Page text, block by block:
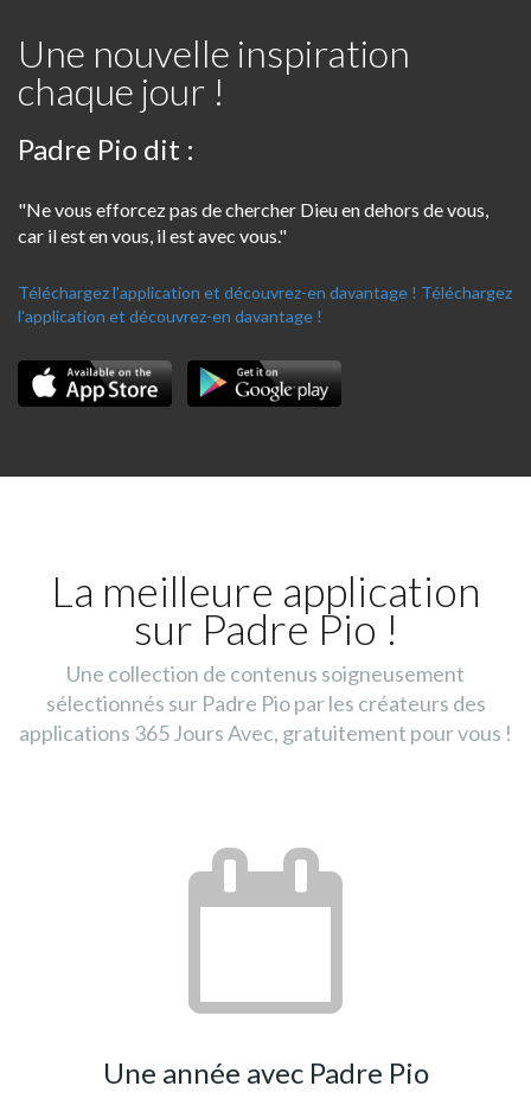
Une nouvelle inspiration
chaque jour !
Padre Pio dit :
"Ne vous efforcez pas de chercher Dieu en dehors de vous,
car il est en vous, il est avec vous."
Téléchargez l'application et découvrez-en davantage ! Téléchargez
l'application et découvrez-en davantage !
La meilleure application
sur Padre Pio !
Une collection de contenus soigneusement
sélectionnés sur Padre Pio par les créateurs des
applications 365 Jours Avec, gratuitement pour vous !
Une année avec Padre Pio